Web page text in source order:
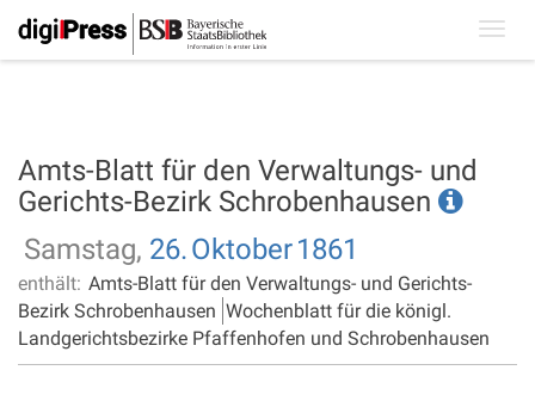
Amts-Blatt für den Verwaltungs- und
Gerichts-Bezirk Schrobenhausen
Samstag, 26.Oktober1861
enthält: Amts-Blatt für den Verwaltungs- und Gerichts-
Bezirk Schrobenhausen Wochenblatt für die königl.
Landgerichtsbezirke Pfaffenhofen und Schrobenhausen